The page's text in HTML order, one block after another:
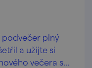
podvečer plný
a užijte si
večera s